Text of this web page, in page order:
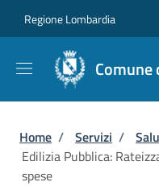
Regione Lombardia
Comune
Briciole di
Home / Servizi /
Edilizia Pubblica:
spese